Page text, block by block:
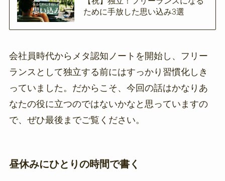
ために手放した思い込み3選
会社員時代からメタ認知ノートを開始し、フリー
ランスとして独立する前にはすっかり習慣化しき
っていました。だからこそ、今回の話はかなりあ
なたの役に立つのではないかなと思っていますの
で、ぜひ最後までご覧ください。
昼休みにひとりの時間で書く